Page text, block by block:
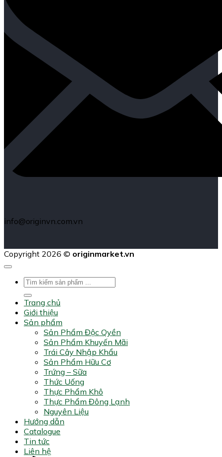
info@originvn.com.vn
Copyright 2026 © originmarket.vn
Tìm
Trang chủ
Giới thiệu
Sản phẩm
Sản Phẩm Độc Qyền
Sản Phẩm Khuyến Mãi
Trái Cây Nhập Khẩu
Sản Phẩm Hữu Cơ
Trứng – Sữa
Thức Uống
Thực Phẩm Khô
Thực Phẩm Đông Lạnh
Nguyên Liệu
Hướng dẫn
Catalogue
Tin tức
Liên hệ